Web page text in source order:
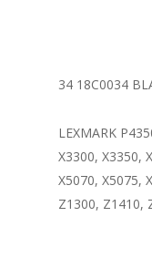
34 18C0034
LEXMARK
X3300, X3350,
X5070, X5075,
Z1300, Z1410,